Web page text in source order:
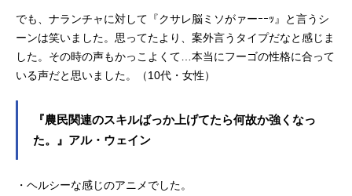
でも、ナランチャに対して『クサレ脳ミソがァーｰｰｯ』と言うシ
ーンは笑いました。思ってたより、案外言うタイプだなと感じま
した。その時の声もかっこよくて…本当にフーゴの性格に合って
いる声だと思いました。（10代・女性）
『農民関連のスキルばっか上げてたら何故か強くなっ
た。』アル・ウェイン
・ヘルシーな感じのアニメでした。